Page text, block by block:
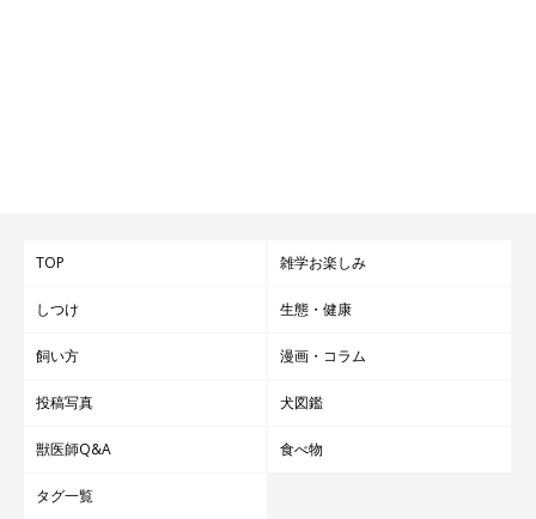
TOP 雑学お楽しみ
しつけ 生態・健康
飼い方 漫画・コラム
投稿写真 犬図鑑
獣医師Q&A 食べ物
タグ一覧